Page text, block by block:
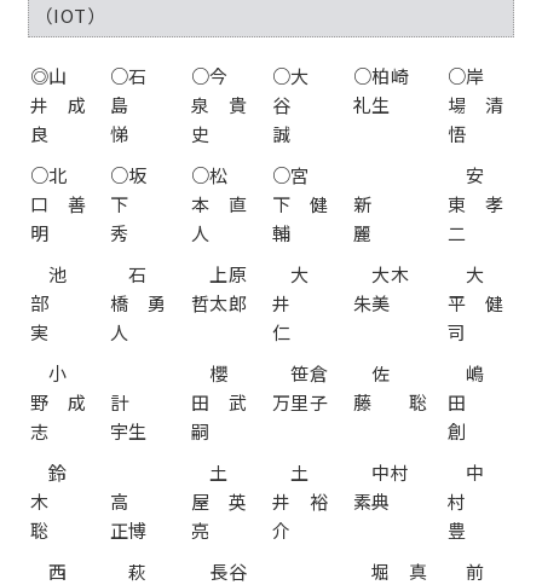
（IOT）
◎山
井 成
良
○石
島
悌
○今
泉 貴
史
○大
谷
誠
○柏崎
礼生
○岸
場 清
悟
○北
口 善
明
○坂
下
秀
○松
本 直
人
○宮
下 健
輔
新
麗
安
東 孝
二
池
部
実
石
橋 勇
人
上原
哲太郎
大
井
仁
大木
朱美
大
平 健
司
小
野 成
志
計
宇生
櫻
田 武
嗣
笹倉
万里子
佐
藤 聡
嶋
田
創
鈴
木
聡
高
正博
土
屋 英
亮
土
井 裕
介
中村
素典
中
村
豊
西
萩
長谷
堀 真
前